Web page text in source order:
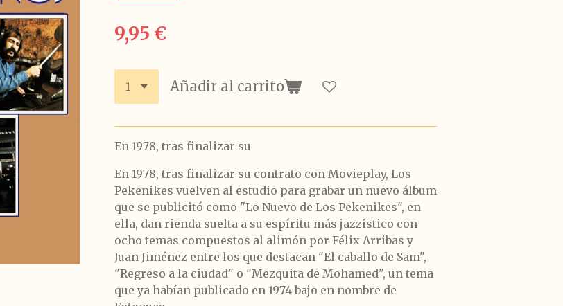
9,95 €
Añadir al carrito
En 1978, tras finalizar su
En 1978, tras finalizar su contrato con Movieplay, Los
Pekenikes vuelven al estudio para grabar un nuevo álbum
que se publicitó como "Lo Nuevo de Los Pekenikes", en
ella, dan rienda suelta a su espíritu más jazzístico con
ocho temas compuestos al alimón por Félix Arribas y
Juan Jiménez entre los que destacan "El caballo de Sam",
"Regreso a la ciudad" o "Mezquita de Mohamed", un tema
que ya habían publicado en 1974 bajo en nombre de